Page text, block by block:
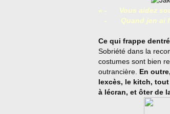
« -
Vous aidez
-
Quand jen ai
Ce qui frappe
Sobriété dans la
costumes sont bien
outrancière. En
lexcès, le kitch,
à lécran, et ôter de